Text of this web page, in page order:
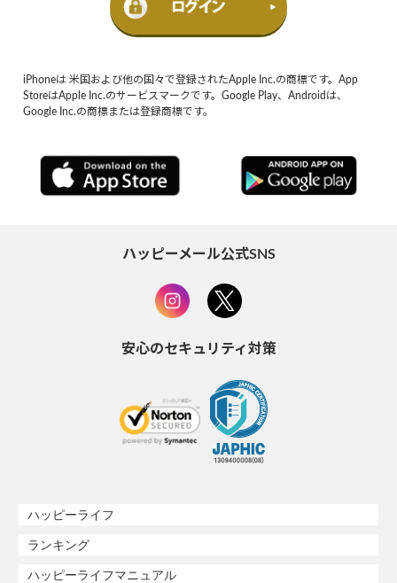
iPhoneは 米国および他の国々で登録されたApple Inc.の商標です。App
StoreはApple Inc.のサービスマークです。Google Play、Androidは、
Google Inc.の商標または登録商標です。
ハッピーメール公式SNS
安心のセキュリティ対策
ハッピーライフ
ランキング
ハッピーライフマニュアル